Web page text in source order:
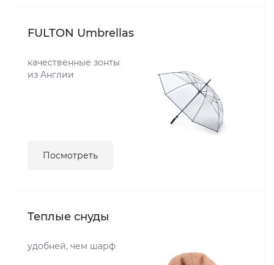
FULTON Umbrellas
качественные зонты
из Англии
Посмотреть
Теплые снуды
удобней, чем шарф